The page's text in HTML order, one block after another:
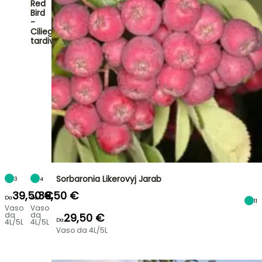
3
Da39,50 €
Vaso
da
4L/5L
Red
Bird
-
Ciliegio
tardivo…
4
Da39,50 €
Vaso
da
4L/5L
Sorbaronia Likerovyj Jarab
11
Da29,50 €
Vaso da 4L/5L